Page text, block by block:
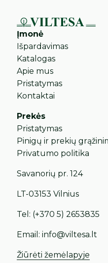
Įmonė
Išpardavimas
Katalogas
Apie mus
Pristatymas
Kontaktai
Prekės
Pristatymas
Pinigų ir prekių
Privatumo politika
Savanorių pr. 124
LT-03153 Vilnius
Tel: (+370 5) 2653835
Email:info@viltesa.lt
Žiūrėti žemėlapyje